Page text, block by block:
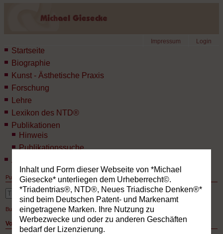
Login
Impressum
Startseite
Biographie
Kunst - Ästhetische Praxis
Forschung
Lehre
Lexikon des NTD®
Publikationen
Hinweis
Publikationssuche
Aktuelles
Publikationen
erweiterte Suche
Buchverzeichnis» Vorträge und Manuskripte - nur hier online verfügbar
Vorträge und Manuskripte - nur hier online verfügbar
Inhalt und Form dieser Webseite von *Michael
Giesecke* unterliegen dem Urheberrecht©.
*Triadentrias®, NTD®, Neues Triadische Denken®*
sind beim Deutschen Patent- und Markenamt
eingetragene Marken. Ihre Nutzung zu
Werbezwecke und oder zu anderen Geschäften
bedarf der Lizenzierung.